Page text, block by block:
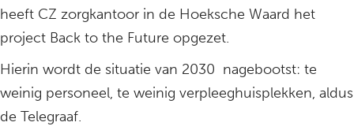
heeft CZ zorgkantoor in de Hoeksche Waard het
project Back to the Future opgezet.
Hierin wordt de situatie van 2030 nagebootst: te
weinig personeel, te weinig verpleeghuisplekken, aldus
de Telegraaf.